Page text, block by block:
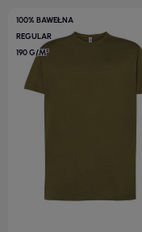
100% BAWEŁNA
REGULAR
190 G/M²